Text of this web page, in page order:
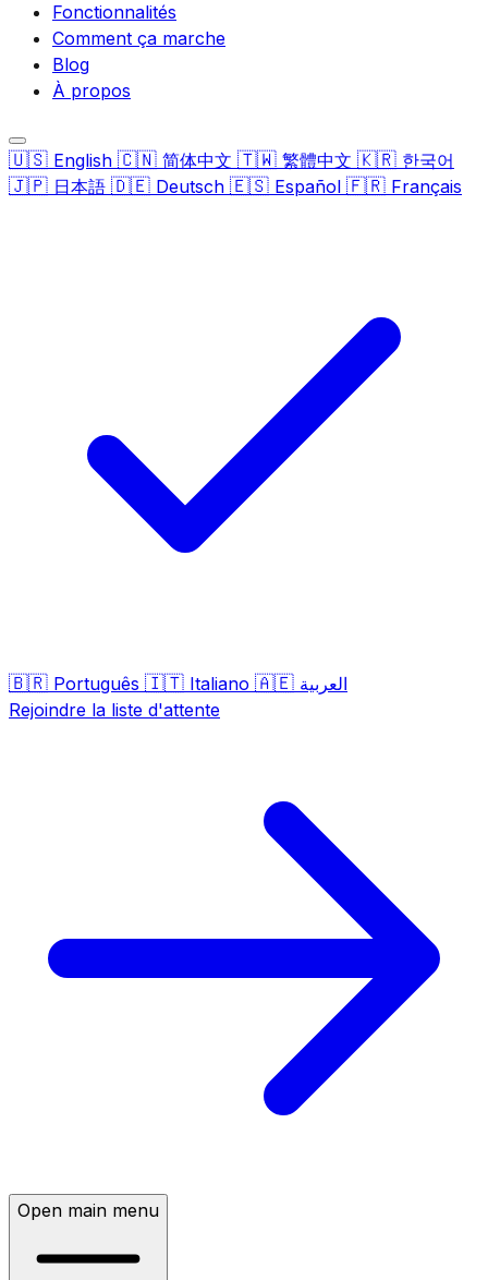
Fonctionnalités
Comment ça marche
Blog
À propos
🇺🇸 English 🇨🇳 简体中文 🇹🇼 繁體中文 🇰🇷 한국어
🇯🇵 日本語 🇩🇪 Deutsch 🇪🇸 Español 🇫🇷 Français
🇧🇷 Português 🇮🇹 Italiano 🇦🇪 العربية
Rejoindre la liste d'attente
Open main menu